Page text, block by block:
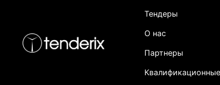
Тендеры
О нас
Партнеры